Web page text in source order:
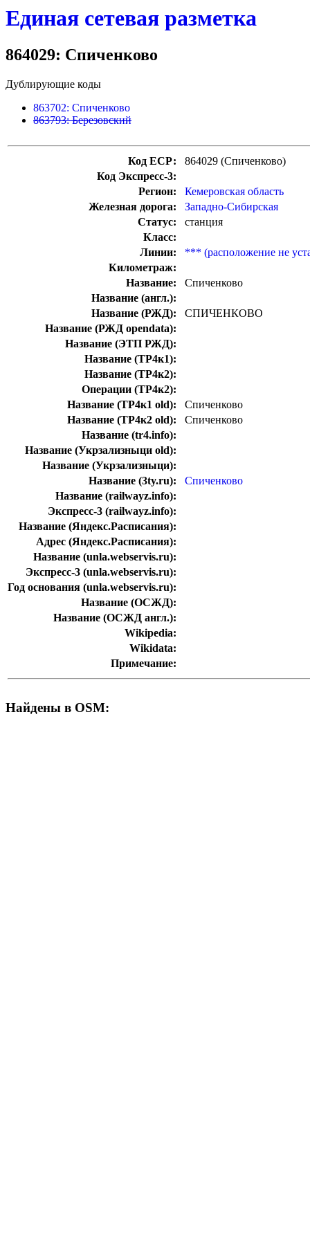
Единая сетевая разметка
864029: Спиченково
Дублирующие коды
863702: Спиченково
863793: Березовский
Код ЕСР:
864029 (Спиченково)
Код Экспресс-3:
Регион:
Кемеровская область
Железная дорога:
Западно-Сибирская
Статус:
станция
Класс:
Линии:
*** (расположение не
Километраж:
Название:
Спиченково
Название (англ.):
Название (РЖД):
СПИЧЕНКОВО
Название (РЖД opendata):
Название (ЭТП РЖД):
Название (ТР4к1):
Название (ТР4к2):
Операции (ТР4к2):
Название (ТР4к1 old):
Спиченково
Название (ТР4к2 old):
Спиченково
Название (tr4.info):
Название (Укрзализныци old):
Название (Укрзализныци):
Название (3ty.ru):
Спиченково
Название (railwayz.info):
Экспресс-3 (railwayz.info):
Название (Яндекс.Расписания):
Адрес (Яндекс.Расписания):
Название (unla.webservis.ru):
Экспресс-3 (unla.webservis.ru):
Год основания (unla.webservis.ru):
Название (ОСЖД):
Название (ОСЖД англ.):
Wikipedia:
Wikidata:
Примечание:
Найдены в OSM: